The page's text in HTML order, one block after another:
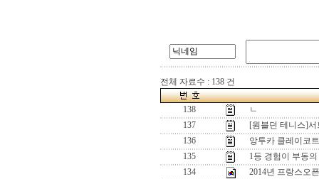
전체 자료수 : 138 건
138
ㄴ
137
[윔블던 테니스]
136
앙투카 클레이코
135
1등 경험이 부동
134
2014년 프랑스오